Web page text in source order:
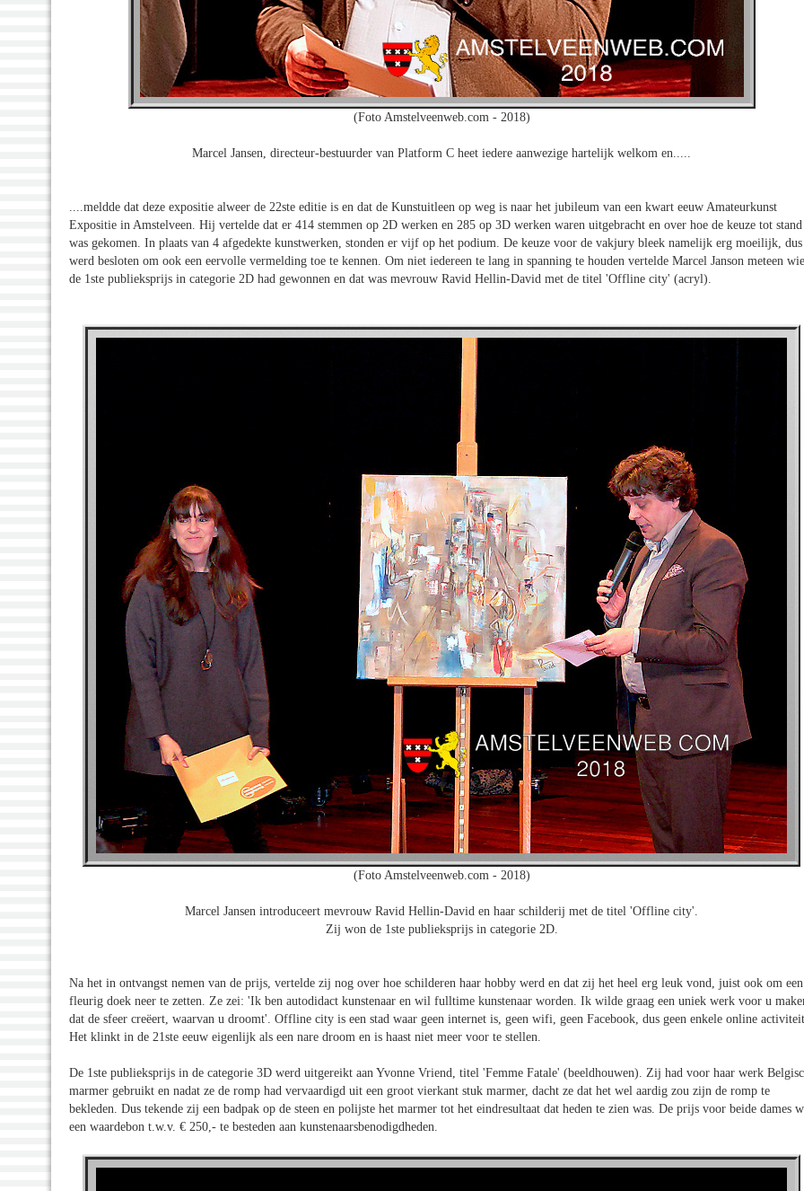
(Foto Amstelveenweb.com - 2018)
Marcel Jansen, directeur-bestuurder van Platform C heet iedere aanwezige hartelijk welkom en.....
....meldde dat deze expositie alweer de 22ste editie is en dat de Kunstuitleen op weg is naar het jubileum van een kwart eeuw Amateurkunst
Expositie in Amstelveen. Hij vertelde dat er 414 stemmen op 2D werken en 285 op 3D werken waren uitgebracht en over hoe de keuze tot stand
was gekomen. In plaats van 4 afgedekte kunstwerken, stonden er vijf op het podium. De keuze voor de vakjury bleek namelijk erg moeilijk, dus
werd besloten om ook een eervolle vermelding toe te kennen. Om niet iedereen te lang in spanning te houden vertelde Marcel Janson meteen wie
de 1ste publieksprijs in categorie 2D had gewonnen en dat was mevrouw Ravid Hellin-David met de titel 'Offline city' (acryl).
(Foto Amstelveenweb.com - 2018)
Marcel Jansen introduceert mevrouw Ravid Hellin-David en haar schilderij met de titel 'Offline city'.
Zij won de 1ste publieksprijs in categorie 2D.
Na het in ontvangst nemen van de prijs, vertelde zij nog over hoe schilderen haar hobby werd en dat zij het heel erg leuk vond, juist ook om een
fleurig doek neer te zetten. Ze zei: 'Ik ben autodidact kunstenaar en wil fulltime kunstenaar worden. Ik wilde graag een uniek werk voor u
dat de sfeer creëert, waarvan u droomt'. Offline city is een stad waar geen internet is, geen wifi, geen Facebook, dus geen enkele online
Het klinkt in de 21ste eeuw eigenlijk als een nare droom en is haast niet meer voor te stellen.
De 1ste publieksprijs in de categorie 3D werd uitgereikt aan Yvonne Vriend, titel 'Femme Fatale' (beeldhouwen). Zij had voor haar werk
marmer gebruikt en nadat ze de romp had vervaardigd uit een groot vierkant stuk marmer, dacht ze dat het wel aardig zou zijn de romp te
bekleden. Dus tekende zij een badpak op de steen en polijste het marmer tot het eindresultaat dat heden te zien was. De prijs voor beide dames
een waardebon t.w.v. € 250,- te besteden aan kunstenaarsbenodigdheden.